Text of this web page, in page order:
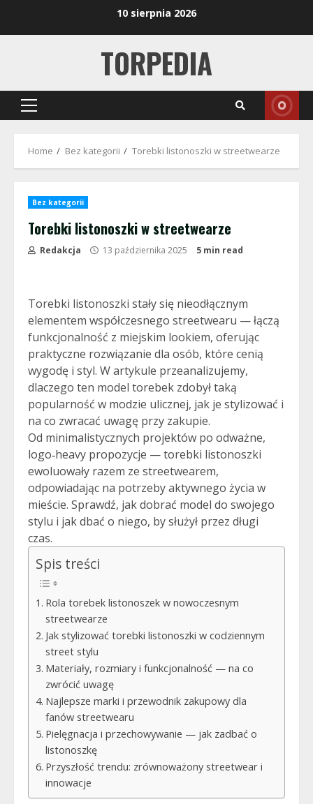
10 sierpnia 2026
TORPEDIA
Primary
Home Bez kategorii Torebki listonoszki w streetwearze
Bez kategorii
Torebki listonoszki w streetwearze
Redakcja 13 października 2025 5 min read
Torebki listonoszki stały się nieodłącznym
elementem współczesnego streetwearu — łączą
funkcjonalność z miejskim lookiem, oferując
praktyczne rozwiązanie dla osób, które cenią
wygodę i styl. W artykule przeanalizujemy,
dlaczego ten model torebek zdobył taką
popularność w modzie ulicznej, jak je stylizować i
na co zwracać uwagę przy zakupie.
Od minimalistycznych projektów po odważne,
logo‑heavy propozycje — torebki listonoszki
ewoluowały razem ze streetwearem,
odpowiadając na potrzeby aktywnego życia w
mieście. Sprawdź, jak dobrać model do swojego
stylu i jak dbać o niego, by służył przez długi
czas.
Spis treści
Rola torebek listonoszek w nowoczesnym
streetwearze
Jak stylizować torebki listonoszki w codziennym
street stylu
Materiały, rozmiary i funkcjonalność — na co
zwrócić uwagę
Najlepsze marki i przewodnik zakupowy dla
fanów streetwearu
Pielęgnacja i przechowywanie — jak zadbać o
listonoszkę
Przyszłość trendu: zrównoważony streetwear i
innowacje